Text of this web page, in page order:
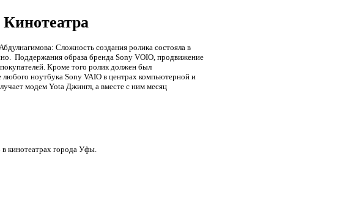
Сложность создания ролика состояла в
Поддержания образа бренда Sony VOIO, продвижение
Кроме того ролик должен был
ноутбука Sony VAIO в центрах компьютерной и
модем Yota Джингл, а вместе с ним месяц
кинотеатрах города Уфы.